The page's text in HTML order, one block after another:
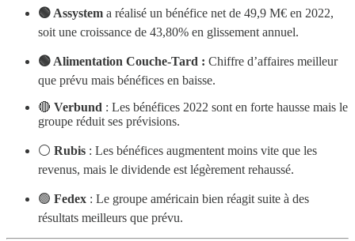
🟢 Assystem a réalisé un bénéfice net de 49,9 M€ en 2022,
soit une croissance de 43,80% en glissement annuel.
🟢 Alimentation Couche-Tard : Chiffre d’affaires meilleur
que prévu mais bénéfices en baisse.
🔴 Verbund : Les bénéfices 2022 sont en forte hausse mais le
groupe réduit ses prévisions.
⚪️ Rubis : Les bénéfices augmentent moins vite que les
revenus, mais le dividende est légèrement rehaussé.
🟢 Fedex : Le groupe américain bien réagit suite à des
résultats meilleurs que prévu.